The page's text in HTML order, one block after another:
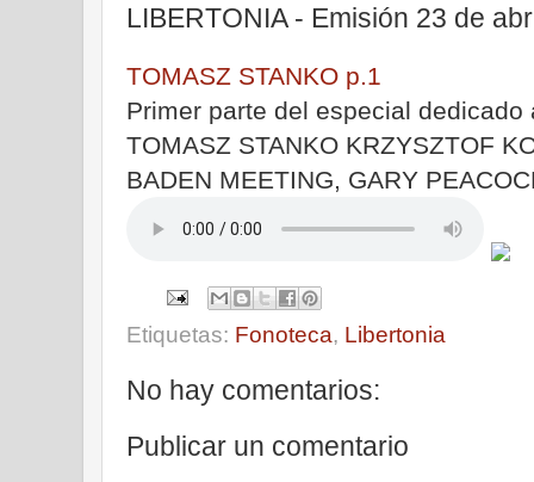
LIBERTONIA - Emisión 23 de
TOMASZ STANKO p.1
Primer parte del especial
TOMASZ STANKO KRZYSZTOF
BADEN MEETING, GARY
Etiquetas: Fonoteca, Libertonia
No hay comentarios:
Publicar un comentario